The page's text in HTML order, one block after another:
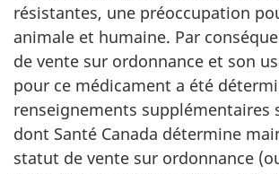
résistantes, une préoccupation
animale et humaine. Par
de vente sur ordonnance et son
pour ce médicament a été
renseignements supplémentaires
dont Santé Canada détermine
statut de vente sur ordonnance